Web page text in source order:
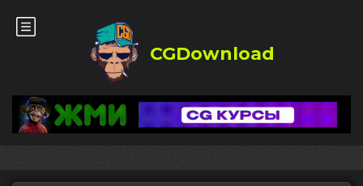
CGDownload